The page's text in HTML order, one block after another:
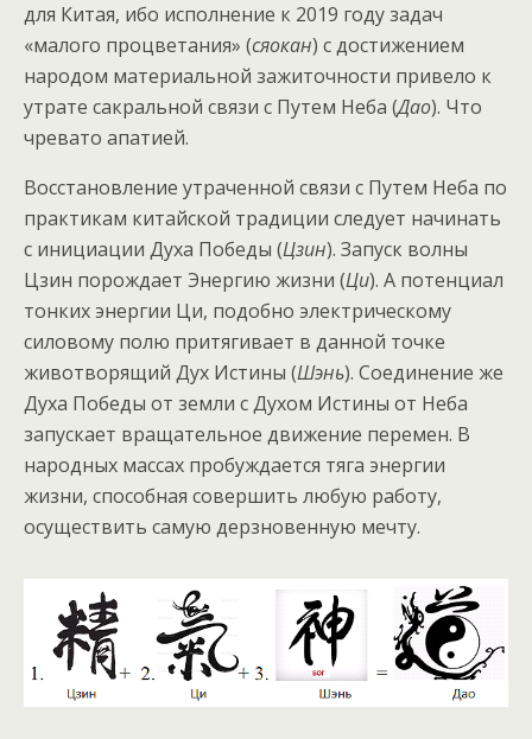
для Китая, ибо исполнение к 2019 году задач
«малого процветания» (сяокан) с достижением
народом материальной зажиточности привело к
утрате сакральной связи с Путем Неба (Дао). Что
чревато апатией.
Восстановление утраченной связи с Путем Неба по
практикам китайской традиции следует начинать
с инициации Духа Победы (Цзин). Запуск волны
Цзин порождает Энергию жизни (Ци). А потенциал
тонких энергии Ци, подобно электрическому
силовому полю притягивает в данной точке
животворящий Дух Истины (Шэнь). Соединение же
Духа Победы от земли с Духом Истины от Неба
запускает вращательное движение перемен. В
народных массах пробуждается тяга энергии
жизни, способная совершить любую работу,
осуществить самую дерзновенную мечту.